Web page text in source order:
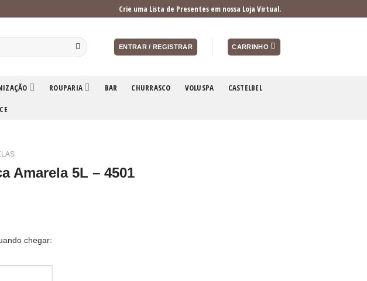
Crie uma Lista de Presentes em nossa Loja Virtual.
ENTRAR / REGISTRAR CARRINHO
ROUPARIA BAR CHURRASCO VOLUSPA CASTELBEL
Amarela 5L – 4501
chegar: